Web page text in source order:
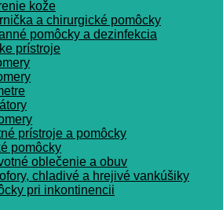
kože
a chirurgické pomôcky
pomôcky a dezinfekcia
prístroje
prístroje a pomôcky
pomôcky
oblečenie a obuv
chladivé a hrejivé vankúšiky
pri inkontinencii